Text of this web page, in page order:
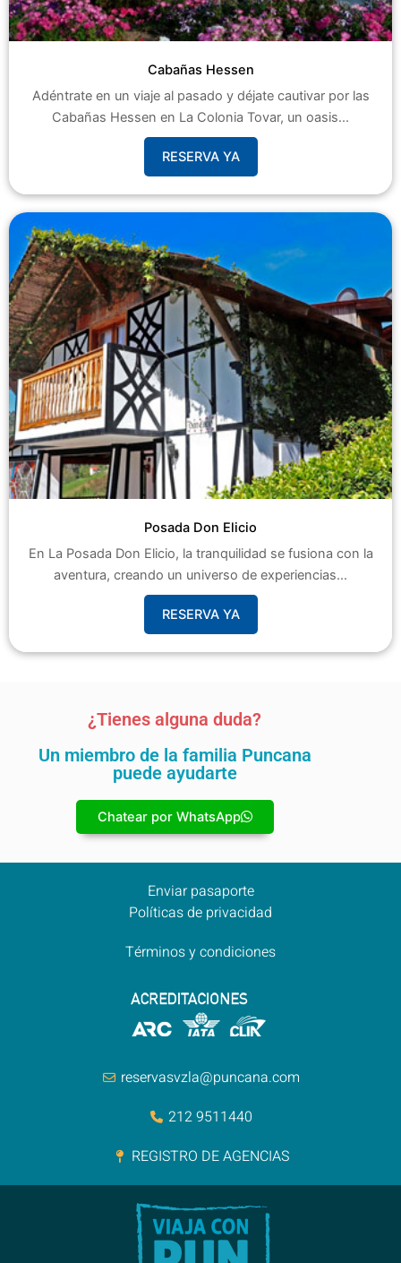
Cabañas Hessen
Adéntrate en un viaje al pasado y déjate cautivar por las
Cabañas Hessen en La Colonia Tovar, un oasis...
RESERVA YA
Posada Don Elicio
En La Posada Don Elicio, la tranquilidad se fusiona con la
aventura, creando un universo de experiencias...
RESERVA YA
¿Tienes alguna duda?
Un miembro de la familia Puncana
puede ayudarte
Chatear por WhatsApp
Enviar pasaporte
Políticas de privacidad
Términos y condiciones
reservasvzla@puncana.com
212 9511440
REGISTRO DE AGENCIAS